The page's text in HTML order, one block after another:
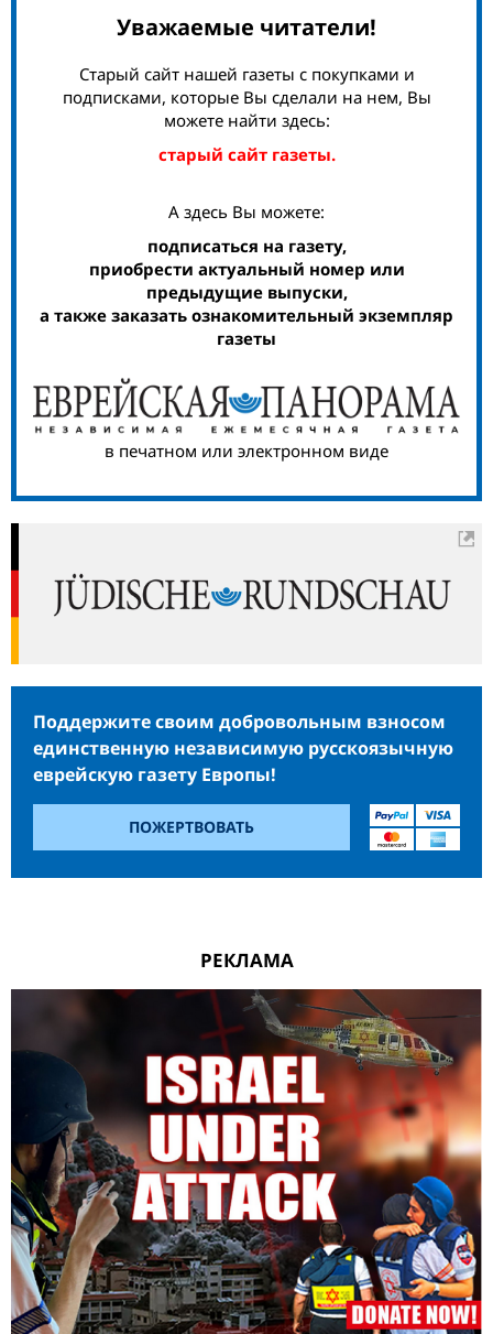
Уважаемые читатели!
Старый сайт нашей газеты с покупками и
подписками, которые Вы сделали на нем, Вы
можете найти здесь:
старый сайт газеты.
А здесь Вы можете:
подписаться на газету,
приобрести актуальный номер или
предыдущие выпуски,
а также заказать ознакомительный экземпляр
газеты
в печатном или электронном виде
Поддержите своим добровольным взносом
единственную независимую русскоязычную
еврейскую газету Европы!
ПОЖЕРТВОВАТЬ
РЕКЛАМА